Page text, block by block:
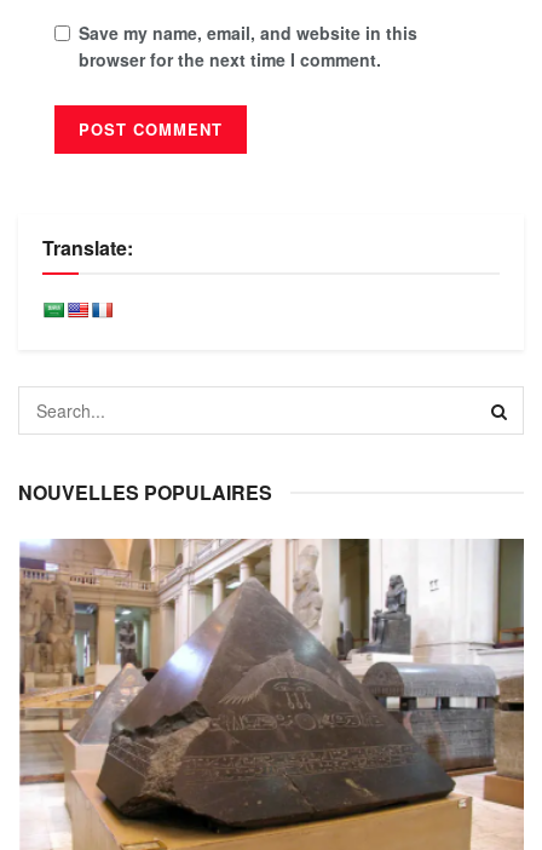
Save my name, email, and website in this
browser for the next time I comment.
Translate:
NOUVELLES POPULAIRES